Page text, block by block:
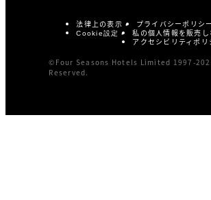
法律上の表示 プライバシーポリシー
Cookie設定
私の個人情報を販売し
アクセシビリティポリ
©Four Seasons Hotels Limited 1997-
Reserved.